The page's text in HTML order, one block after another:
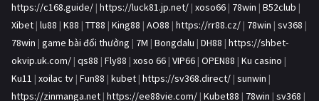
https://c168.guide/ | https://luck81.jp.net/ | xoso66 | 78win | B52club |
Xibet | lu88 | K88 | TT88 | King88 | AO88 | https://rr88.cz/ | 78win | sv368 |
78win | game bài đổi thưởng | 7M | Bongdalu | DH88 | https://shbet-
okvip.uk.com/ | qs88 | Fly88 | xoso 66 | VIP66 | OPEN88 | Ku casino |
Ku11 | xoilac tv | Fun88 | kubet | https://sv368.direct/ | sunwin |
https://zinmanga.net | https://ee88vie.com/ | Kubet88 | 78win | sv368 |